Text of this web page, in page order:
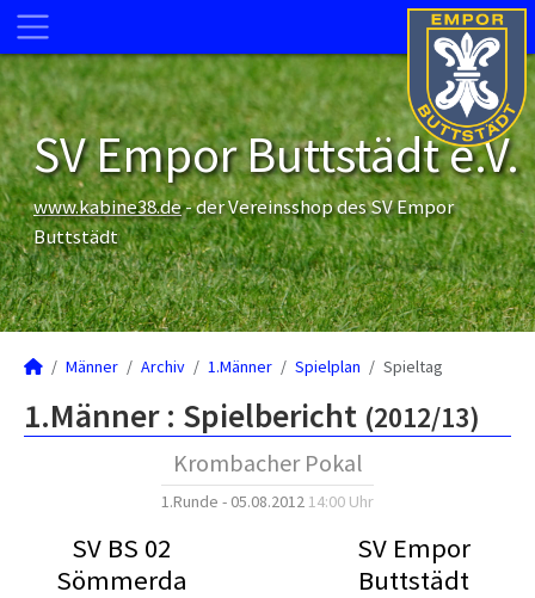
SV Empor Buttstädt e.V.
www.kabine38.de- der Vereinsshop des SV Empor
Buttstädt
Männer Archiv 1.Männer Spielplan Spieltag
1.Männer : Spielbericht (2012/13)
Krombacher Pokal
1.Runde - 05.08.2012 14:00 Uhr
SV BS 02
Sömmerda
SV Empor
Buttstädt